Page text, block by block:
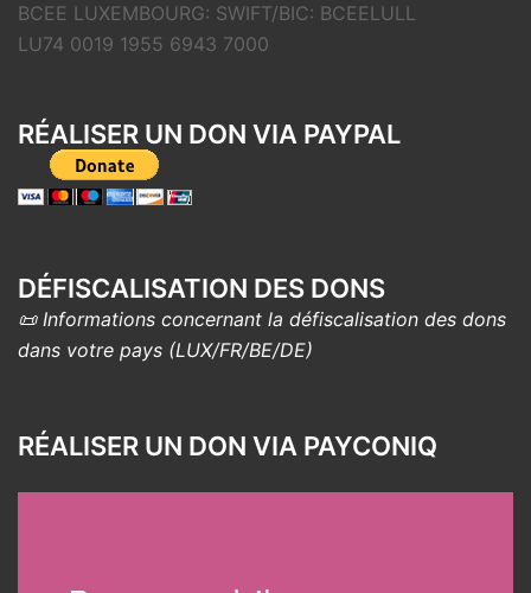
BCEE LUXEMBOURG: SWIFT/BIC: BCEELULL
LU74 0019 1955 6943 7000
RÉALISER UN DON VIA PAYPAL
DÉFISCALISATION DES DONS
📜 Informations concernant la défiscalisation des dons
dans votre pays (LUX/FR/BE/DE)
RÉALISER UN DON VIA PAYCONIQ